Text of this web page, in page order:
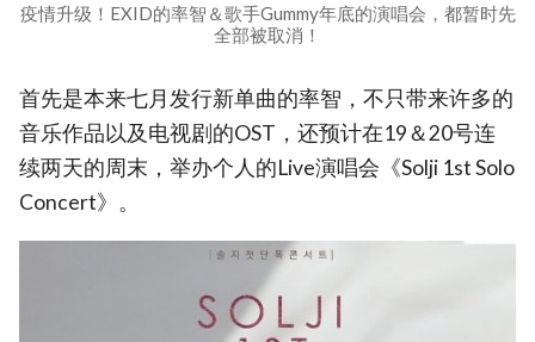
疫情升级！EXID的率智＆歌手Gummy年底的演唱会，都暂时先
全部被取消！
首先是本来七月发行新单曲的率智，不只带来许多的
音乐作品以及电视剧的OST，还预计在19＆20号连
续两天的周末，举办个人的Live演唱会《Solji 1st Solo
Concert》。